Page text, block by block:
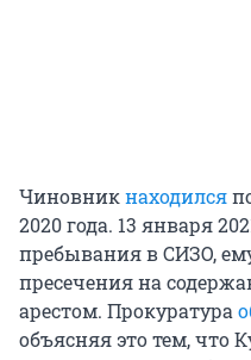
Чиновникнаходился
2020 года. 13 января
пребывания в СИЗО,
пресечения на
арестом. Прокуратура
объясняя это тем, что